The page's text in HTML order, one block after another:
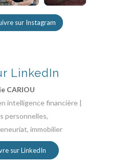
sur Instagram
LinkedIn
CARIOU
intelligence financière |
personnelles,
immobilier
sur LinkedIn